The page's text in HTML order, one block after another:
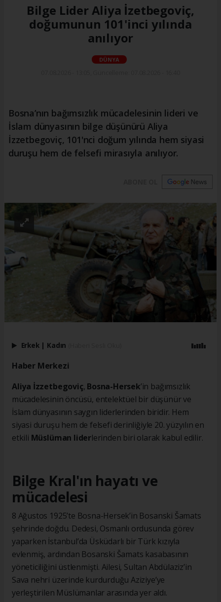
Bilge Lider Aliya İzetbegoviç,
doğumunun 101'inci yılında
anılıyor
DÜNYA
Bosna’nın bağımsızlık mücadelesinin lideri ve
İslam dünyasının bilge düşünürü Aliya
İzzetbegoviç, 101'nci doğum yılında hem siyasi
duruşu hem de felsefi mirasıyla anılıyor.
Erkek | Kadın
Haber Merkezi
Aliya İzzetbegoviç, Bosna-Hersek’in bağımsızlık
mücadelesinin öncüsü, entelektüel bir düşünür ve
İslam dünyasının saygın liderlerinden biridir. Hem
siyasi duruşu hem de felsefi derinliğiyle 20. yüzyılın en
etkili Müslüman liderlerinden biri olarak kabul edilir.
Bilge Kral'ın hayatı ve
mücadelesi
8 Ağustos 1925’te Bosna-Hersek’in Bosanski Šamats
şehrinde doğdu. Dedesi, Osmanlı ordusunda görev
yaparken İstanbul’da Üsküdarlı bir Türk kızıyla
evlenmiş, ardından Bosanski Šamats kasabasının
yöneticiliğini üstlenmişti. Ailesi, Sultan Abdülaziz’in
Sava nehri üzerinde kurdurduğu Aziziye’ye
yerleştirilen Müslümanlar arasında yer aldı.